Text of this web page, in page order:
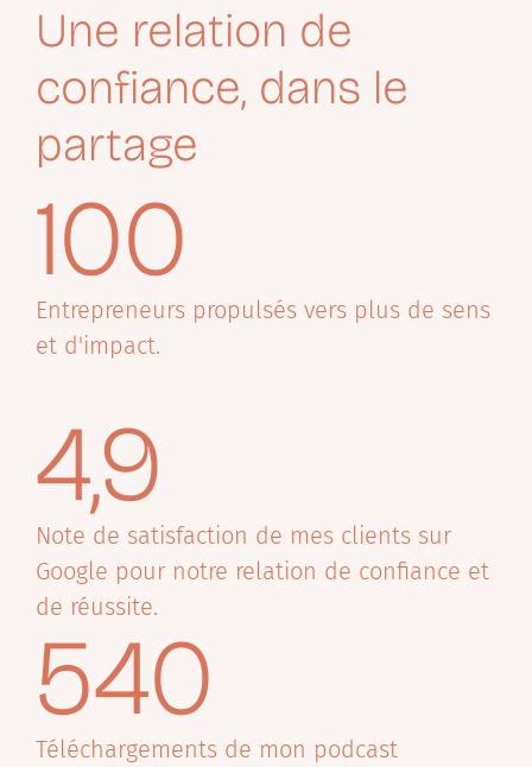
Une relation de
confiance, dans le
partage
100
Entrepreneurs propulsés vers plus de sens
et d'impact.
4,9
Note de satisfaction de mes clients sur
Google pour notre relation de confiance et
de réussite.
540
Téléchargements de mon podcast